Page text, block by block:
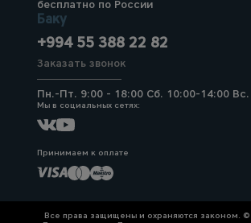
бесплатно по России
Баку
+994 55 388 22 82
Заказать звонок
Пн.-Пт. 9:00 - 18:00 Сб. 10:00-14:00
Мы в социальных сетях:
Принимаем к оплате
Все права защищены и охраняются законом.